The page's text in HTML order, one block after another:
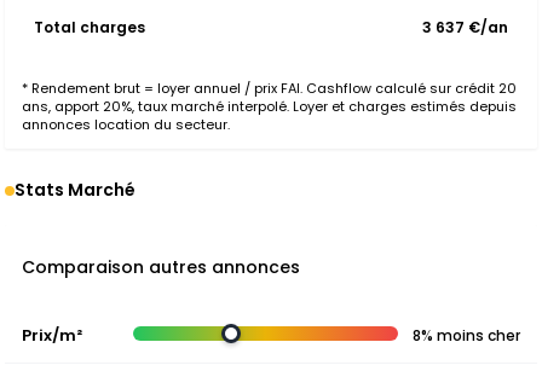
Total charges 3 637 €/an
* Rendement brut = loyer annuel / prix FAI. Cashflow calculé sur crédit 20
ans, apport 20%, taux marché interpolé. Loyer et charges estimés depuis
annonces location du secteur.
Stats Marché
Comparaison autres annonces
Prix/m² 8% moins cher